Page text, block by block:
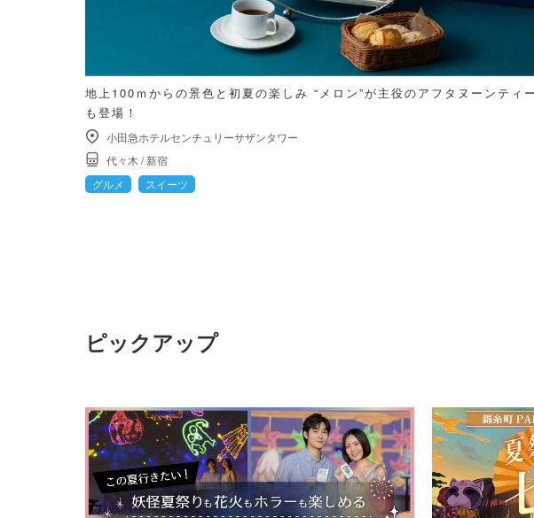
地上100ｍからの景色と初夏の楽しみ “メロン”が主役のアフタヌーンティ
も登場！
小田急ホテルセンチュリーサザンタワー
代々木 /新宿
グルメ
スイーツ
ピックアップ